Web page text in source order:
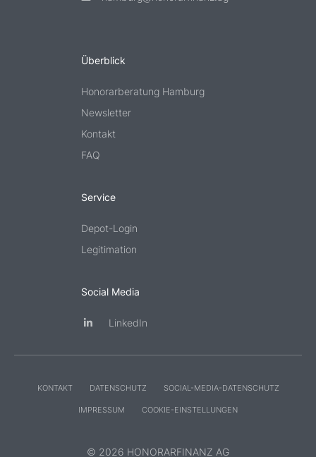
Überblick
Honorarberatung Hamburg
Newsletter
Kontakt
FAQ
Service
Depot-Login
Legitimation
Social Media
LinkedIn
KONTAKT DATENSCHUTZ SOCIAL-MEDIA-DATENSCHUTZ
IMPRESSUM COOKIE-EINSTELLUNGEN
© 2026 HONORARFINANZ AG